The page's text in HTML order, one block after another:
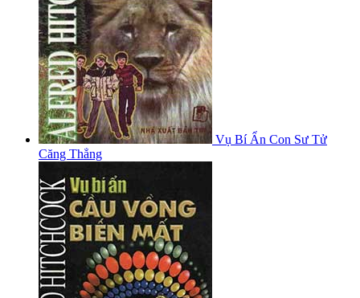
Vụ Bí Ẩn Con Sư Tử
Căng Thẳng